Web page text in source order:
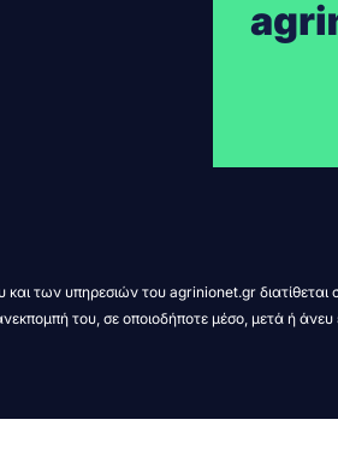
και των υπηρεσιών του agrinionet.gr
του, σε οποιοδήποτε μέσο, μετά ή